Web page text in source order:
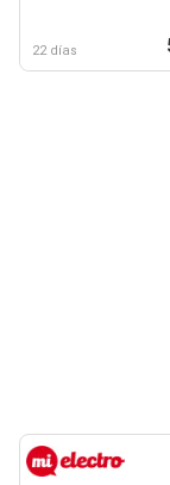
22 días